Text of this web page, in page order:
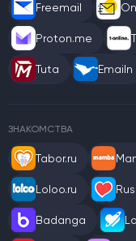
Freemail
Proton.me
Tuta Emailn
ЗНАКОМСТВА
Tabor.ru
Loloo.ru
Badanga